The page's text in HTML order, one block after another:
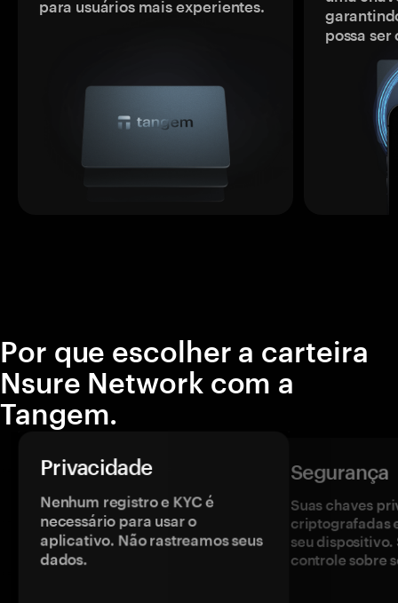
para usuários mais experientes.
possa
Por que escolher a carteira
Nsure Network com a
Tangem.
Privacidade
Nenhum registro e KYC é
necessário para usar o
aplicativo. Não rastreamos seus
dados.
Segurança
Suas chaves
criptografadas
seu dispositivo.
controle sobre